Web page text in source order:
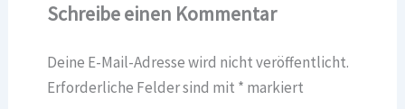
Schreibe einen Kommentar
Deine E-Mail-Adresse wird nicht veröffentlicht.
Erforderliche Felder sind mit * markiert